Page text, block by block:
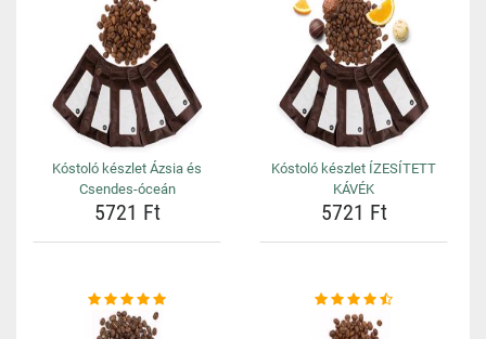
Kóstoló készlet Ázsia és
Csendes-óceán
5721 Ft
Kóstoló készlet ÍZESÍTETT
KÁVÉK
5721 Ft